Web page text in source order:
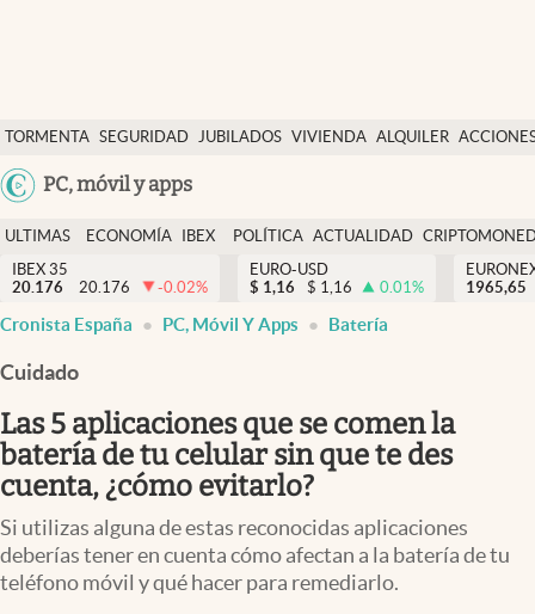
TORMENTA SEGURIDAD JUBILADOS VIVIENDA ALQUILER
USA
PC, móvil y apps
Economía y finanzas
Política
Actualidad
Criptomonedas
España
ULTIMAS
NOTICIAS
ECONOMÍA
FINANZAS
IBEX
EURO
POLÍTICA ACTUALIDAD
IBEX 35
20.176
20.176 -0.02%
EURO-USD
$ 1,16 $ 1,16 0.01%
1965,65
Cronista España PC, Móvil Y Apps Batería
Cuidado
Las 5 aplicaciones que se comen la
batería de tu celular sin que te des
cuenta, ¿cómo evitarlo?
Si utilizas alguna de estas reconocidas aplicaciones
deberías tener en cuenta cómo afectan a la batería de tu
teléfono móvil y qué hacer para remediarlo.